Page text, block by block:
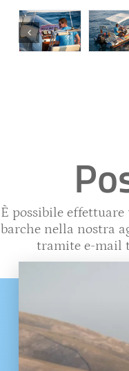
È possibile
barche nella nostra
tramite e-mail